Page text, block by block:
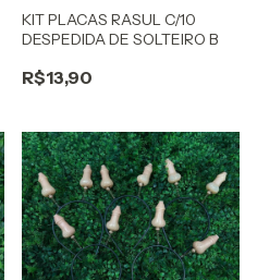
KIT PLACAS RASUL C/10
DESPEDIDA DE SOLTEIRO B
R$13,90